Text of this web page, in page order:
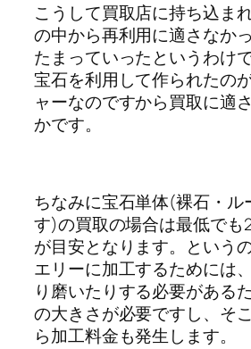
こうして買取店に持ち込ま
の中から再利用に適さなか
たまっていったというわけ
宝石を利用して作られたの
ャーなのですから買取に適
かです。
ちなみに宝石単体(裸石・ル
す)の買取の場合は最低でも
が目安となります。という
エリーに加工するためには
り磨いたりする必要がある
の大きさが必要ですし、そ
ら加工料金も発生します。